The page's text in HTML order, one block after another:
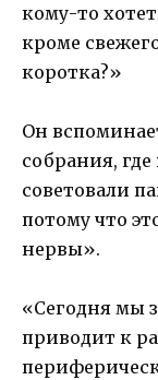
кому-то
кроме
коротка?»
Он
собрания,
советовали
потому что
нервы».
«Сегодня мы
приводит к